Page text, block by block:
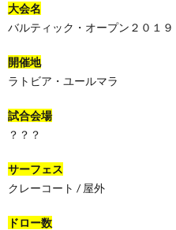
大会名
バルティック・オープン２０１９
開催地
ラトビア・ユールマラ
試合会場
？？？
サーフェス
クレーコート / 屋外
ドロー数